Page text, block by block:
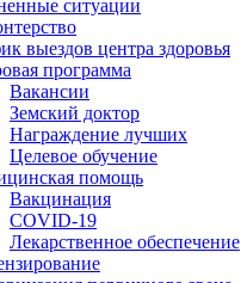
ситуации
выездов центра здоровья
программа
Вакансии
Земский доктор
Награждение лучших
Целевое обучение
помощь
Вакцинация
COVID-19
Лекарственное обеспечение